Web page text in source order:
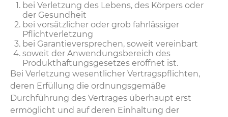
bei Verletzung des Lebens, des Körpers oder
der Gesundheit
bei vorsätzlicher oder grob fahrlässiger
Pflichtverletzung
bei Garantieversprechen, soweit vereinbart
soweit der Anwendungsbereich des
Produkthaftungsgesetzes eröffnet ist.
Bei Verletzung wesentlicher Vertragspflichten,
deren Erfüllung die ordnungsgemäße
Durchführung des Vertrages überhaupt erst
ermöglicht und auf deren Einhaltung der